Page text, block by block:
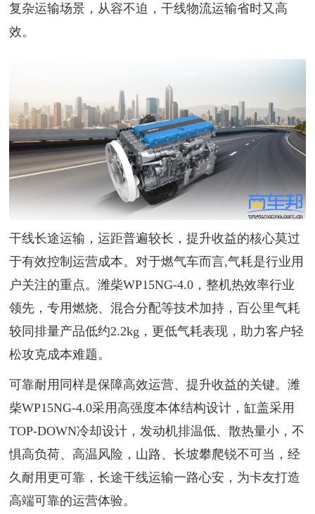
复杂运输场景，从容不迫，干线物流运输省时又高
效。
干线长途运输，运距普遍较长，提升收益的核心莫过
于有效控制运营成本。对于燃气车而言,气耗是行业用
户关注的重点。潍柴WP15NG-4.0，整机热效率行业
领先，专用燃烧、混合分配等技术加持，百公里气耗
较同排量产品低约2.2kg，更低气耗表现，助力客户轻
松攻克成本难题。
可靠耐用同样是保障高效运营、提升收益的关键。潍
柴WP15NG-4.0采用高强度本体结构设计，缸盖采用
TOP-DOWN冷却设计，发动机排温低、散热量小，不
惧高负荷、高温风险，山路、长坡攀爬锐不可当，经
久耐用更可靠，长途干线运输一路心安，为卡友打造
高端可靠的运营体验。